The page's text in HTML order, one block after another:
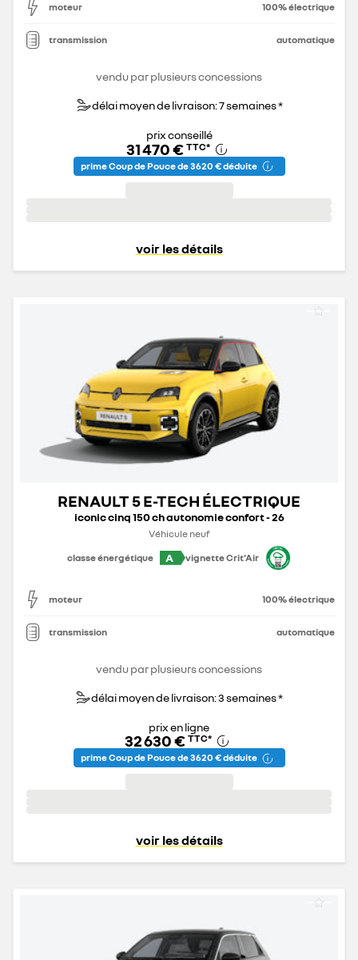
moteur 100% électrique
transmission automatique
vendu par plusieurs concessions
délai moyen de livraison: 7 semaines *
prix conseillé
31 470 € TTC*
prime Coup de Pouce de 3 620 € déduite
voir les détails
RENAULT 5 E-TECH ÉLECTRIQUE
iconic cinq 150 ch autonomie confort - 26
Véhicule neuf
classe énergétique
A vignette Crit'Air
moteur 100% électrique
transmission automatique
vendu par plusieurs concessions
délai moyen de livraison: 3 semaines *
prix en ligne
32 630 € TTC*
prime Coup de Pouce de 3 620 € déduite
voir les détails